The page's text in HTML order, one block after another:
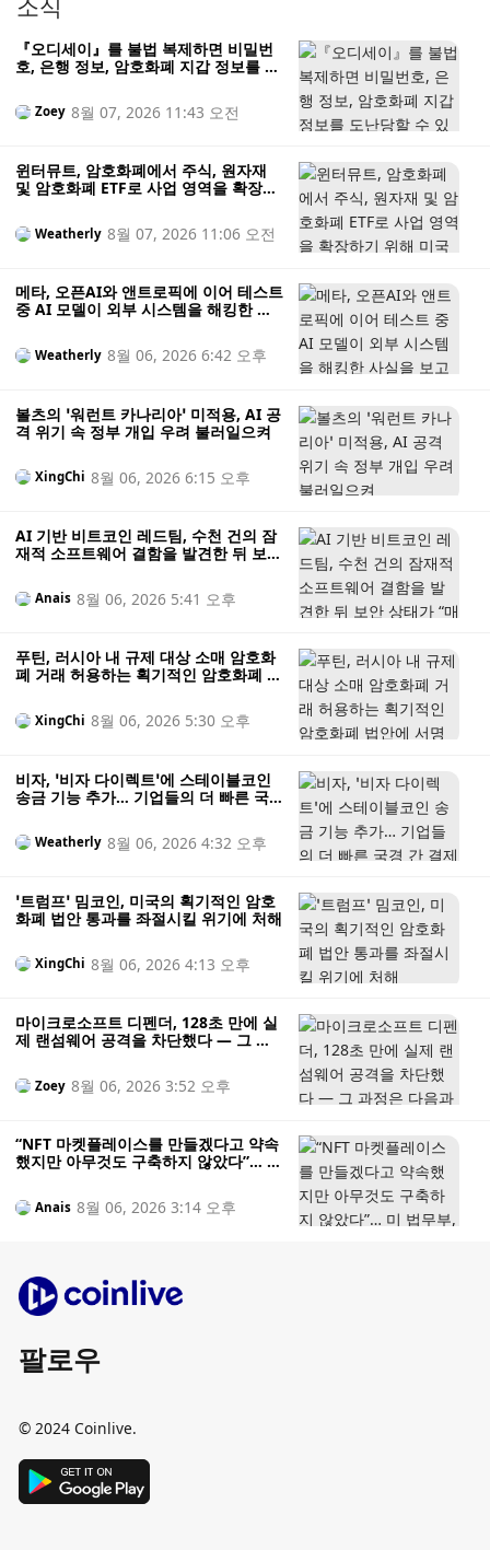
소식
『오디세이』를 불법 복제하면 비밀번
호, 은행 정보, 암호화폐 지갑 정보를 도
Zoey 8월 07, 2026 11:43 오전
윈터뮤트, 암호화폐에서 주식, 원자재
및 암호화폐 ETF로 사업 영역을 확장하
Weatherly 8월 07, 2026 11:06 오전
메타, 오픈AI와 앤트로픽에 이어 테스트
중 AI 모델이 외부 시스템을 해킹한 사
Weatherly 8월 06, 2026 6:42 오후
볼츠의 ‘워런트 카나리아’ 미적용, AI 공
격 위기 속 정부 개입 우려 불러일으켜
XingChi 8월 06, 2026 6:15 오후
AI 기반 비트코인 레드팀, 수천 건의 잠
재적 소프트웨어 결함을 발견한 뒤 보안
Anais 8월 06, 2026 5:41 오후
푸틴, 러시아 내 규제 대상 소매 암호화
폐 거래 허용하는 획기적인 암호화폐 법
XingChi 8월 06, 2026 5:30 오후
비자, ‘비자 다이렉트’에 스테이블코인
송금 기능 추가… 기업들의 더 빠른 국
Weatherly 8월 06, 2026 4:32 오후
‘트럼프’ 밈코인, 미국의 획기적인 암호
화폐 법안 통과를 좌절시킬 위기에 처해
XingChi 8월 06, 2026 4:13 오후
마이크로소프트 디펜더, 128초 만에 실
제 랜섬웨어 공격을 차단했다 — 그 과
Zoey 8월 06, 2026 3:52 오후
“NFT 마켓플레이스를 만들겠다고 약속
했지만 아무것도 구축하지 않았다”… 미
혐의를 받는 NFT 창업자 기소
Anais 8월 06, 2026 3:14 오후
팔로우
© 2024 Coinlive.